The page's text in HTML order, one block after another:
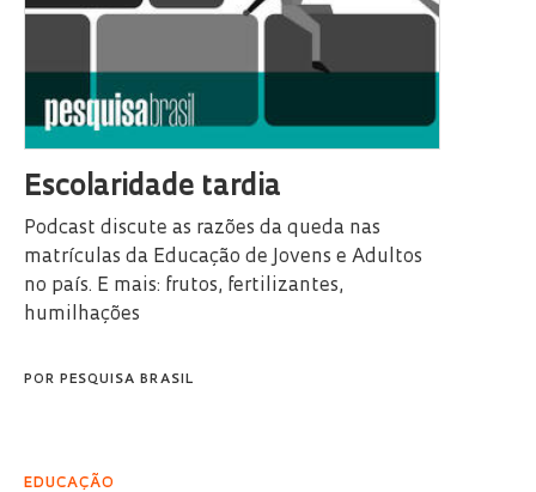
Escolaridade tardia
Podcast discute as razões da queda nas
matrículas da Educação de Jovens e Adultos
no país. E mais: frutos, fertilizantes,
humilhações
POR PESQUISA BRASIL
EDUCAÇÃO